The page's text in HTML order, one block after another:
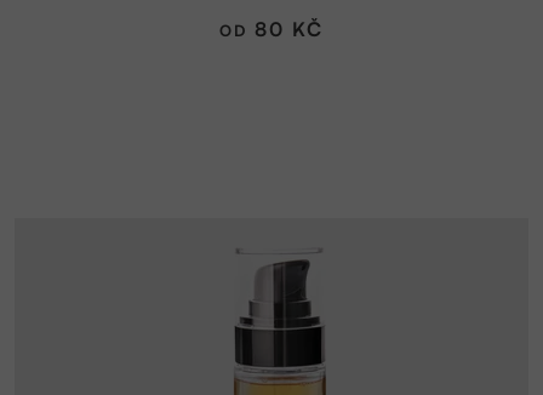
OD 80 KČ